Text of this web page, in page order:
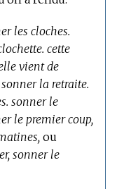
les cloches.
cette
vient de
la retraite.
sonner le
le premier coup,
ou
sonner le